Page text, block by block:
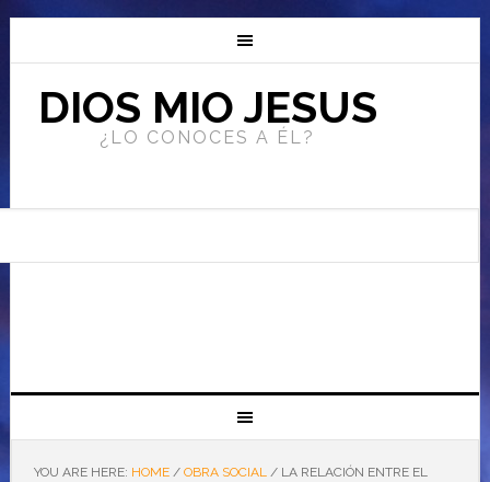
DIOS MIO JESUS
¿LO CONOCES A ÉL?
YOU ARE HERE: HOME / OBRA SOCIAL /LA RELACIÓN ENTRE EL